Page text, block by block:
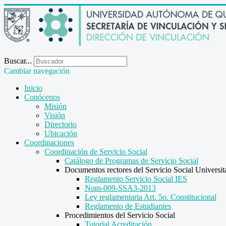
Buscar...
Cambiar navegación
Inicio
Conócenos
Misión
Visión
Directorio
Ubicación
Coordinaciones
Coordinación de Servicio Social
Catálogo de Programas de Servicio Social
Documentos rectores del Servicio Social
Reglamento Servicio Social IES
Nom-009-SSA3-2013
Ley reglamentaria Art. 5o. Constitucional
Reglamento de Estudiantes
Procedimientos del Servicio Social
Tutorial Acreditación